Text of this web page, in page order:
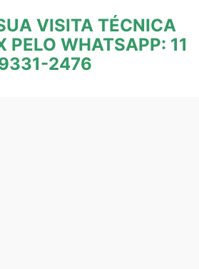
VISITA TÉCNICA
PELO WHATSAPP: 11
2476